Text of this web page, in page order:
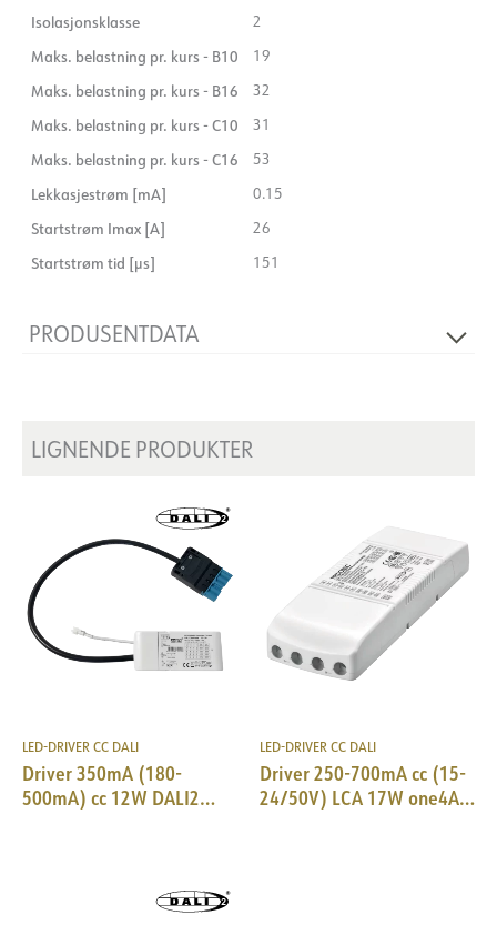
Isolasjonsklasse 2
Maks. belastning pr. kurs - B10 19
Maks. belastning pr. kurs - B16 32
Maks. belastning pr. kurs - C10 31
Maks. belastning pr. kurs - C16 53
Lekkasjestrøm [mA] 0.15
Startstrøm Imax [A] 26
Startstrøm tid [µs] 151
PRODUSENTDATA
LIGNENDE PRODUKTER
LED-DRIVER CC DALI
Driver 350mA (180-
500mA) cc 12W DALI2
LED-DRIVER CC DALI
Driver 250-700mA cc (15-
24/50V) LCA 17W one4All